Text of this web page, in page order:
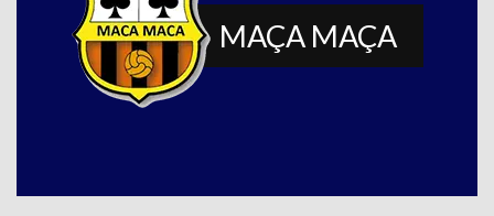
MAÇA MAÇA